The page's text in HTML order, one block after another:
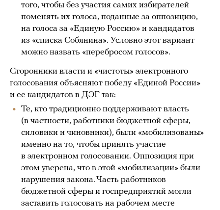
того, чтобы без участия самих избирателей
поменять их голоса, поданные за оппозицию,
на голоса за «Единую Россию» и кандидатов
из «списка Собянина». Условно этот вариант
можно назвать «перебросом голосов».
Сторонники власти и «чистоты» электронного
голосования объясняют победу «Единой России»
и ее кандидатов в ДЭГ так:
Те, кто традиционно поддерживают власть
(в частности, работники бюджетной сферы,
силовики и чиновники), были «мобилизованы»
именно на то, чтобы принять участие
в электронном голосовании. Оппозиция при
этом уверена, что в этой «мобилизации» были
нарушения закона. Часть работников
бюджетной сферы и госпредприятий могли
заставить голосовать на рабочем месте